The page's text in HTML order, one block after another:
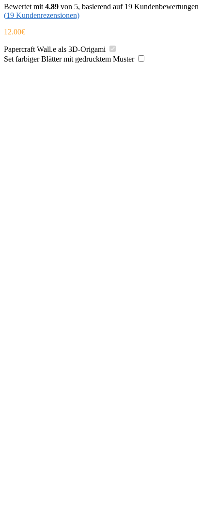
Bewertet mit 4.89 von 5, basierend auf 19 Kundenbewertungen
(19 Kundenrezensionen)
12.00€
Papercraft Wall.e als 3D-Origami
Set farbiger Blätter mit gedrucktem Muster